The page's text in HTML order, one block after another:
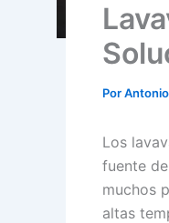
Por
Los
fuente
muchos
altas